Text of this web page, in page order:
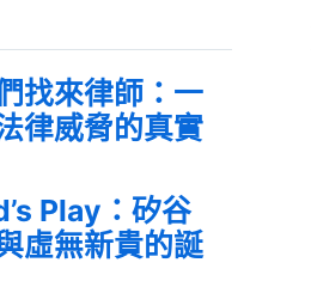
找來律師：一
律威脅的真實
Play：矽谷
虛無新貴的誕